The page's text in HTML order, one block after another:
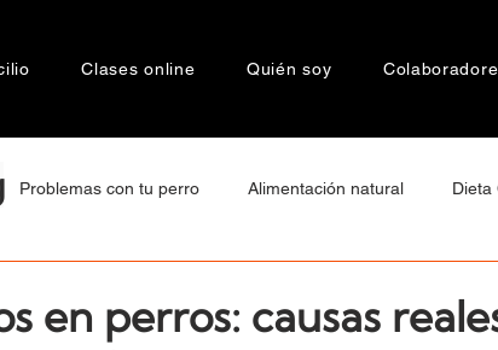
Clases online Quién soy
Problemas con tu perro Alimentación natural Dieta
en perros: causas